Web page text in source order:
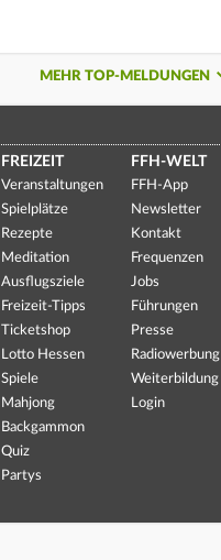
MEHR TOP-MELDUNGEN
FREIZEIT
Veranstaltungen
Spielplätze
Rezepte
Meditation
Ausflugsziele
Freizeit-Tipps
Ticketshop
Lotto Hessen
Spiele
Mahjong
Backgammon
Quiz
Partys
FFH-WELT
FFH-App
Newsletter
Kontakt
Frequenzen
Jobs
Führungen
Presse
Radiowerbung
Weiterbildung
Login